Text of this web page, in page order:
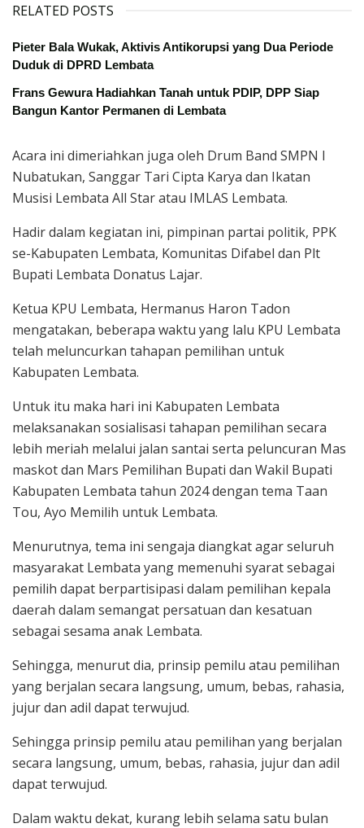
RELATED POSTS
Pieter Bala Wukak, Aktivis Antikorupsi yang Dua Periode
Duduk di DPRD Lembata
Frans Gewura Hadiahkan Tanah untuk PDIP, DPP Siap
Bangun Kantor Permanen di Lembata
Acara ini dimeriahkan juga oleh Drum Band SMPN I
Nubatukan, Sanggar Tari Cipta Karya dan Ikatan
Musisi Lembata All Star atau IMLAS Lembata.
Hadir dalam kegiatan ini, pimpinan partai politik, PPK
se-Kabupaten Lembata, Komunitas Difabel dan Plt
Bupati Lembata Donatus Lajar.
Ketua KPU Lembata, Hermanus Haron Tadon
mengatakan, beberapa waktu yang lalu KPU Lembata
telah meluncurkan tahapan pemilihan untuk
Kabupaten Lembata.
Untuk itu maka hari ini Kabupaten Lembata
melaksanakan sosialisasi tahapan pemilihan secara
lebih meriah melalui jalan santai serta peluncuran Mas
maskot dan Mars Pemilihan Bupati dan Wakil Bupati
Kabupaten Lembata tahun 2024 dengan tema Taan
Tou, Ayo Memilih untuk Lembata.
Menurutnya, tema ini sengaja diangkat agar seluruh
masyarakat Lembata yang memenuhi syarat sebagai
pemilih dapat berpartisipasi dalam pemilihan kepala
daerah dalam semangat persatuan dan kesatuan
sebagai sesama anak Lembata.
Sehingga, menurut dia, prinsip pemilu atau pemilihan
yang berjalan secara langsung, umum, bebas, rahasia,
jujur dan adil dapat terwujud.
Sehingga prinsip pemilu atau pemilihan yang berjalan
secara langsung, umum, bebas, rahasia, jujur dan adil
dapat terwujud.
Dalam waktu dekat, kurang lebih selama satu bulan